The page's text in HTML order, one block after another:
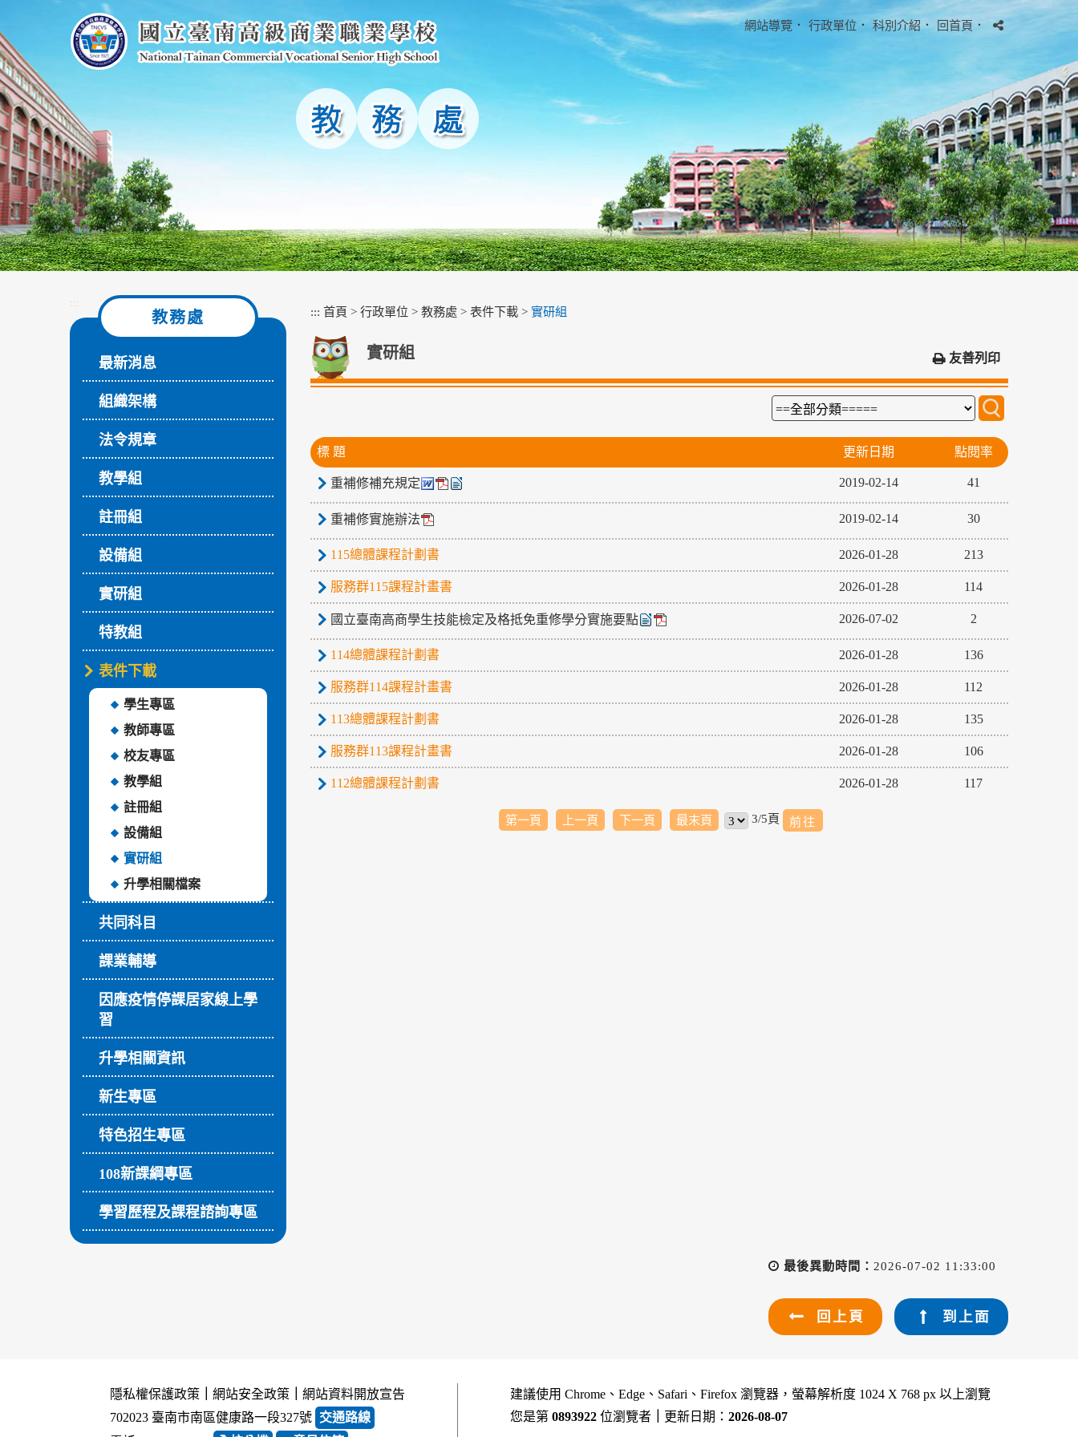
主
要
內
容
區
塊
網站導覽 ． 行政單位 ． 科別介紹． 回首頁．
:::
教務處
最新消息
組織架構
法令規章
教學組
註冊組
設備組
實研組
特教組
表件下載
學生專區
教師專區
校友專區
教學組
註冊組
設備組
實研組
升學相關檔案
共同科目
課業輔導
因應疫情停課居家線上學
習
升學相關資訊
新生專區
特色招生專區
108新課綱專區
學習歷程及課程諮詢專區
::: 首頁 > 行政單位 > 教務處 > 表件下載 > 實研組
實研組 友善列印
標 題 更新日期 點閱率
重補修補充規定 2019-02-14 41
重補修實施辦法 2019-02-14 30
115總體課程計劃書 2026-01-28 213
服務群115課程計畫書 2026-01-28 114
國立臺南高商學生技能檢定及格抵免重修學分實施要點 2026-07-02 2
114總體課程計劃書 2026-01-28 136
服務群114課程計畫書 2026-01-28 112
113總體課程計劃書 2026-01-28 135
服務群113課程計畫書 2026-01-28 106
112總體課程計劃書 2026-01-28 117
第一頁 上一頁 下一頁 最末頁 3/5頁
最後異動時間： 2026-07-02 11:33:00
回上頁 到上面
隱私權保護政策 網站安全政策
網站資料開放宣告
702023 臺南市南區健康路一段327號 交通路線
建議使用 Chrome、Edge、Safari、Firefox 瀏覽器，螢幕解析度 1024 X 768 px 以上瀏覽
您是第 0893922 位瀏覽者 更新日期： 2026-08-07